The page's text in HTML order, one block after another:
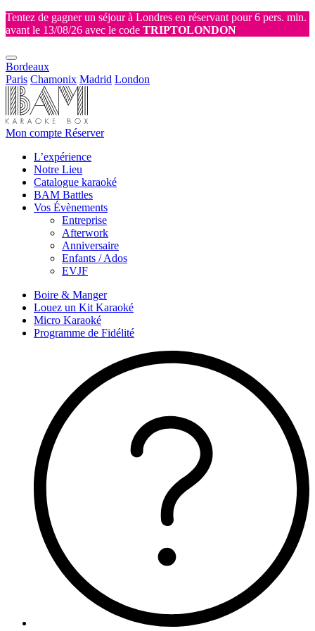
Tentez de gagner un séjour à Londres en réservant pour 6 pers. min.
avant le 13/08/26 avec le code TRIPTOLONDON
Bordeaux
Paris Chamonix Madrid London
Mon compte Réserver
L’expérience
Notre Lieu
Catalogue karaoké
BAM Battles
Vos Évènements
Entreprise
Afterwork
Anniversaire
Enfants / Ados
EVJF
Boire & Manger
Louez un Kit Karaoké
Micro Karaoké
Programme de Fidélité